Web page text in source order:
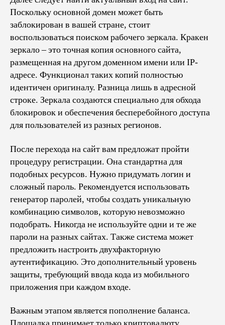
Поскольку основной домен может быть
заблокирован в вашей стране, стоит
воспользоваться поиском рабочего зеркала. Кракен
зеркало – это точная копия основного сайта,
размещенная на другом доменном имени или IP-
адресе. Функционал таких копий полностью
идентичен оригиналу. Разница лишь в адресной
строке. Зеркала создаются специально для обхода
блокировок и обеспечения бесперебойного доступа
для пользователей из разных регионов.
После перехода на сайт вам предложат пройти
процедуру регистрации. Она стандартна для
подобных ресурсов. Нужно придумать логин и
сложный пароль. Рекомендуется использовать
генератор паролей, чтобы создать уникальную
комбинацию символов, которую невозможно
подобрать. Никогда не используйте одни и те же
пароли на разных сайтах. Также система может
предложить настроить двухфакторную
аутентификацию. Это дополнительный уровень
защиты, требующий ввода кода из мобильного
приложения при каждом входе.
Важным этапом является пополнение баланса.